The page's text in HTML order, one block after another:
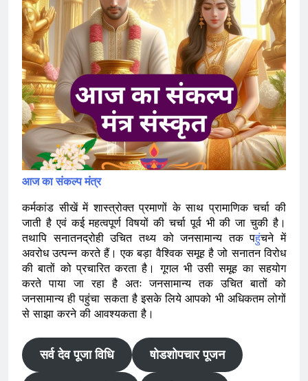
आज का संकल्प मंत्र
कर्मकांड सीखें में शास्त्रोक्त प्रमाणों के साथ प्रामाणिक चर्चा की
जाती है एवं कई महत्वपूर्ण विषयों की चर्चा पूर्व भी की जा चुकी है।
तथापि सनातनद्रोही उचित तथ्य को जनसामान्य तक पहुंचने में
अवरोध उत्पन्न करते हैं। एक बड़ा वैश्विक समूह है जो सनातन विरोध
की बातों को प्रचारित करता है। गूगल भी उसी समूह का सहयोग
करते पाया जा रहा है अतः जनसामान्य तक उचित बातों को
जनसामान्य ही पहुंचा सकता है इसके लिये आपको भी अधिकतम लोगों
से साझा करने की आवश्यकता है।
सर्व देव पूजा विधि षोडशोपचार पूजन